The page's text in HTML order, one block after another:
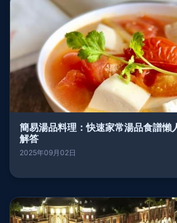
簡易湯品料理：快速家常湯品食譜懶
解答
2025年09月02日